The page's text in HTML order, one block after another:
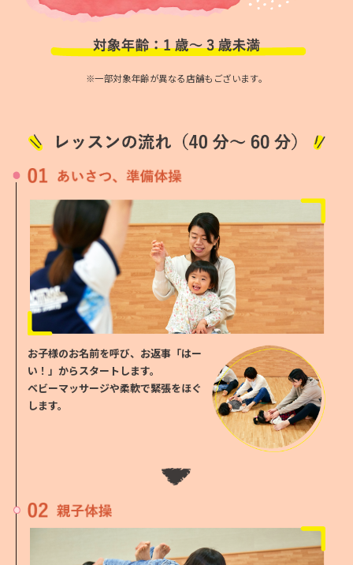
※一部対象年齢が異なる店舗もございます。
お子様のお名前を呼び、お返事「はー
い！」からスタートします。
ベビーマッサージや柔軟で緊張をほぐ
します。
E
n
g
l
s
.
l
i
c
k
t
h
e
n
k